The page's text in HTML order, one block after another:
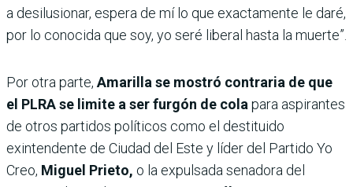
a desilusionar, espera de mí lo que exactamente le daré,
por lo conocida que soy, yo seré liberal hasta la muerte”.
Por otra parte, Amarilla se mostró contraria de que
el PLRA se limite a ser furgón de cola para aspirantes
de otros partidos políticos como el destituido
exintendente de Ciudad del Este y líder del Partido Yo
Creo, Miguel Prieto, o la expulsada senadora del